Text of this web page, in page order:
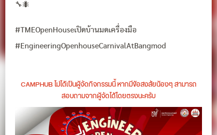
🔧🐜
#TMEOpenHouseเปิดบ้านมดเครื่องมือ
#EngineeringOpenhouseCarnivalAtBangmod
CAMPHUB ไม่ได้เป็นผู้จัดกิจกรรมนี้ หากมีข้อสงสัยน้องๆ สามารถ
สอบถามจากผู้จัดได้โดยตรงนะครับ